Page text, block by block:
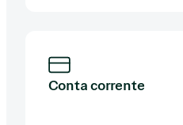
Conta corrente